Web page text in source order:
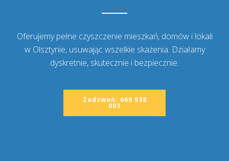
Oferujemy pełne czyszczenie mieszkań, domów i lokali
w Olsztynie, usuwając wszelkie skażenia. Działamy
dyskretnie, skutecznie i bezpiecznie.
Zadzwoń: 669 938
003